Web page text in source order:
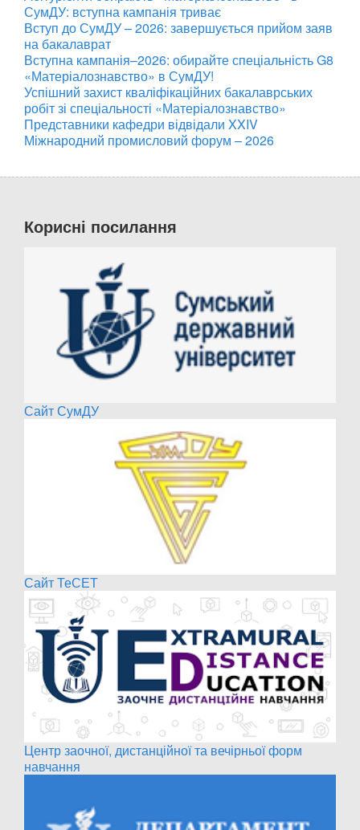
СумДУ: вступна кампанія триває
Вступ до СумДУ – 2026: завершується прийом заяв
на бакалаврат
Вступна кампанія–2026: обирайте спеціальність G8
«Матеріалознавство» в СумДУ!
Успішний захист кваліфікаційних бакалаврських
робіт зі спеціальності «Матеріалознавство»
Представники кафедри відвідали XXIV
Міжнародний промисловий форум – 2026
Корисні посилання
Сайт СумДУ
Сайт ТеСЕТ
Центр заочної, дистанційної та вечірньої форм
навчання